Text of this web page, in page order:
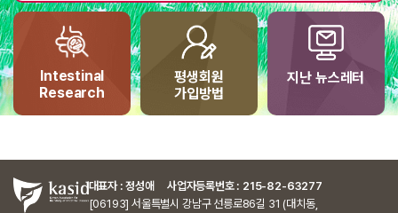
Intestinal
Research
평생회원
가입방법
지난 뉴스레터
대표자 : 정성애 사업자등록번호 : 215-82-63277
[06193] 서울특별시 강남구 선릉로86길 31 (대치동,